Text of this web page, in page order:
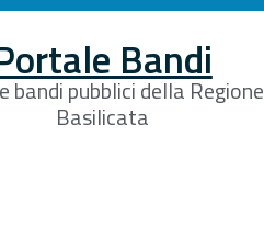
Bandi
bandi pubblici della Regione
Basilicata